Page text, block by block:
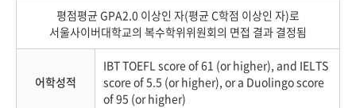
평점평균 GPA2.0 이상인 자(평균 C학점 이상인 자)로
서울사이버대학교의 복수학위위원회의 면접 결과 결정됨
어학성적
IBT TOEFL score of 61 (or higher), and IELTS
score of 5.5 (or higher), or a Duolingo score
of 95 (or higher)